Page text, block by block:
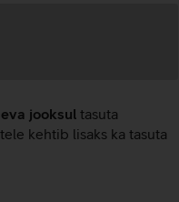
jooksul tasuta
kehtib lisaks ka tasuta